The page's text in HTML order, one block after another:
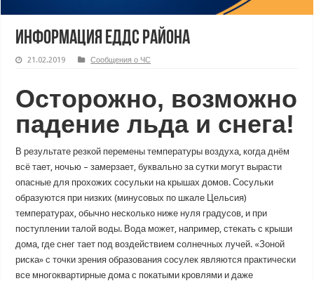
Информация ЕДДС района
21.02.2019 Сообщения о ЧС
Осторожно, возможно
падение льда и снега!
В результате резкой перемены температуры воздуха, когда днём
всё тает, ночью – замерзает, буквально за сутки могут вырасти
опасные для прохожих сосульки на крышах домов. Сосульки
образуются при низких (минусовых по шкале Цельсия)
температурах, обычно несколько ниже нуля градусов, и при
поступлении талой воды. Вода может, например, стекать с крыши
дома, где снег тает под воздействием солнечных лучей. «Зоной
риска» с точки зрения образования сосулек являются практически
все многоквартирные дома с покатыми кровлями и даже